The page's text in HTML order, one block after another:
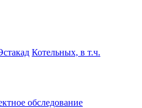
Котельных, в т.ч.
обследование